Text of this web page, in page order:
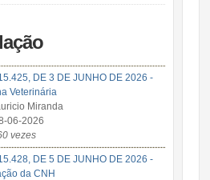
DE 3 DE JUNHO DE 2026 -
Veterinária
Miranda
06-2026
vezes
DE 5 DE JUNHO DE 2026 -
da CNH